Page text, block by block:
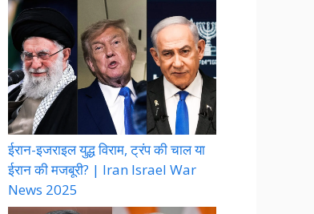
ईरान-इजराइल युद्ध विराम, ट्रंप की चाल या
ईरान की मजबूरी? | Iran Israel War
News 2025